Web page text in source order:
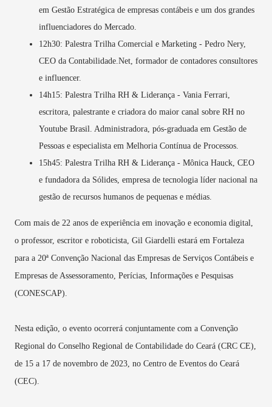
em Gestão Estratégica de empresas contábeis e um dos grandes
influenciadores do Mercado.
12h30: Palestra Trilha Comercial e Marketing - Pedro Nery,
CEO da Contabilidade.Net, formador de contadores consultores
e influencer.
14h15: Palestra Trilha RH & Liderança - Vania Ferrari,
escritora, palestrante e criadora do maior canal sobre RH no
Youtube Brasil. Administradora, pós-graduada em Gestão de
Pessoas e especialista em Melhoria Contínua de Processos.
15h45: Palestra Trilha RH & Liderança - Mônica Hauck, CEO
e fundadora da Sólides, empresa de tecnologia líder nacional na
gestão de recursos humanos de pequenas e médias.
Com mais de 22 anos de experiência em inovação e economia digital,
o professor, escritor e roboticista, Gil Giardelli estará em Fortaleza
para a 20ª Convenção Nacional das Empresas de Serviços Contábeis e
Empresas de Assessoramento, Perícias, Informações e Pesquisas
(CONESCAP).
Nesta edição, o evento ocorrerá conjuntamente com a Convenção
Regional do Conselho Regional de Contabilidade do Ceará (CRC CE),
de 15 a 17 de novembro de 2023, no Centro de Eventos do Ceará
(CEC).